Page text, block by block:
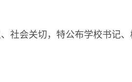
社会关切，特公布学校书记